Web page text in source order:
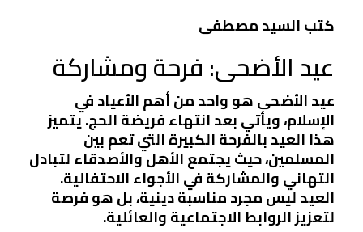
كتب السيد مصطفى
عيد الأضحى: فرحة ومشاركة
عيد الأضحى هو واحد من أهم الأعياد في
الإسلام، ويأتي بعد انتهاء فريضة الحج. يتميز
هذا العيد بالفرحة الكبيرة التي تعم بين
المسلمين، حيث يجتمع الأهل والأصدقاء لتبادل
التهاني والمشاركة في الأجواء الاحتفالية.
العيد ليس مجرد مناسبة دينية، بل هو فرصة
لتعزيز الروابط الاجتماعية والعائلية.